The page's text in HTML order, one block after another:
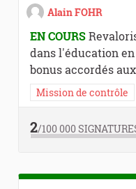
Alain FOHR
EN COURS
dans l'éducation
bonus accordés
Mission de contrôle
2/100 000